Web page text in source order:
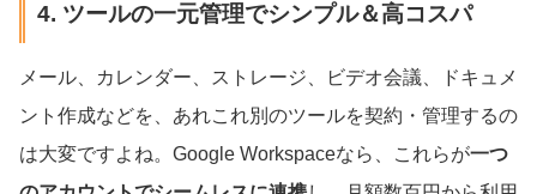
4. ツールの一元管理でシンプル＆高コスパ
メール、カレンダー、ストレージ、ビデオ会議、ドキュメ
ント作成などを、あれこれ別のツールを契約・管理するの
は大変ですよね。Google Workspaceなら、これらが一つ